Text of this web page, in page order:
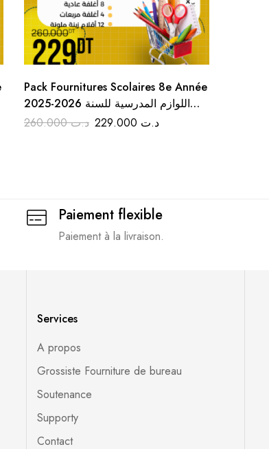
Pack Fournitures Scolaires 8e Année
2025-2026 اللوازم المدرسية للسنة
الثامنة أساسي
د.ت260.000 د.ت
Paiement flexible
Paiement à la livraison.
Services
A propos
Grossiste Fourniture de bureau
Soutenance
Supporty
Contact